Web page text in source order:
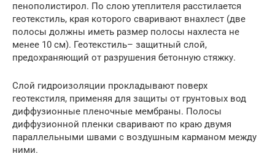
пенополистирол. По слою утеплителя расстилается
геотекстиль, края которого сваривают внахлест (две
полосы должны иметь размер полосы нахлеста не
менее 10 см). Геотекстиль– защитный слой,
предохраняющий от разрушения бетонную стяжку.
Слой гидроизоляции прокладывают поверх
геотекстиля, применяя для защиты от грунтовых вод
диффузионные пленочные мембраны. Полосы
диффузионной пленки сваривают по краю двумя
параллельными швами с воздушным карманом между
ними.